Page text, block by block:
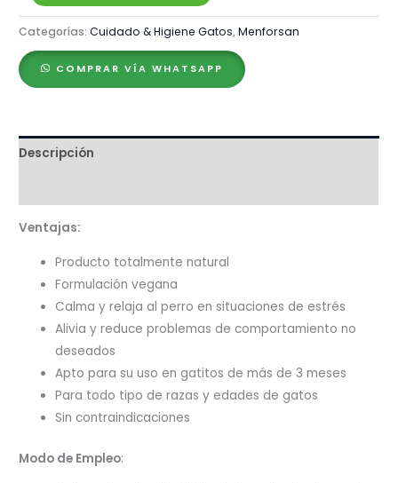
Pipeta
Calmante
para
Gatos
unid.
Categorías:Cuidado & Higiene Gatos,Menforsan
COMPRAR VÍA WHATSAPP
Descripción
Ventajas:
Producto totalmente natural
Formulación vegana
Calma y relaja al perro en situaciones de estrés
Alivia y reduce problemas de comportamiento no
deseados
Apto para su uso en gatitos de más de 3 meses
Para todo tipo de razas y edades de gatos
Sin contraindicaciones
Modo de Empleo: